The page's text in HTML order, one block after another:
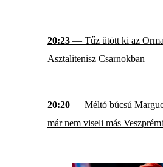
20:23 — Tűz ütött ki az
Asztalitenisz Csarnokban
20:20 — Méltó búcsú
már nem viseli más